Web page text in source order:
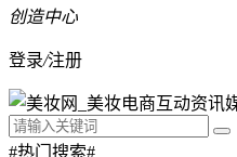
创造中心
登录/注册
#热门搜索#